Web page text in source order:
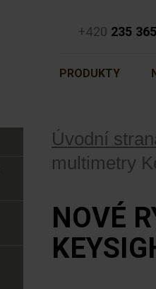
+420 235
PRODUKTY
Úvodní
multimetry
NOVÉ